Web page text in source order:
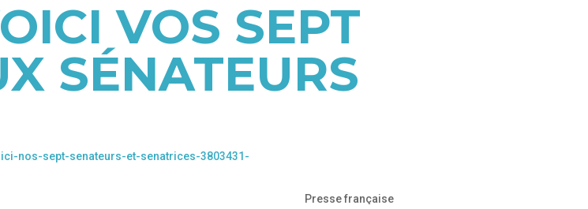
VOS SEPT
SÉNATEURS
nos-sept-senateurs-et-senatrices-3803431-
Presse française